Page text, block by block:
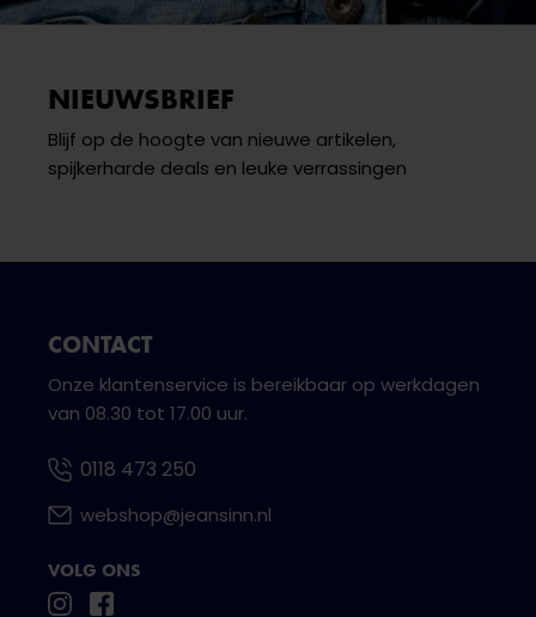
NIEUWSBRIEF
Blijf op de hoogte van nieuwe artikelen,
spijkerharde deals en leuke verrassingen
CONTACT
Onze klantenservice is bereikbaar op werkdagen
van 08.30 tot 17.00 uur.
0118 473 250
webshop@jeansinn.nl
VOLG ONS